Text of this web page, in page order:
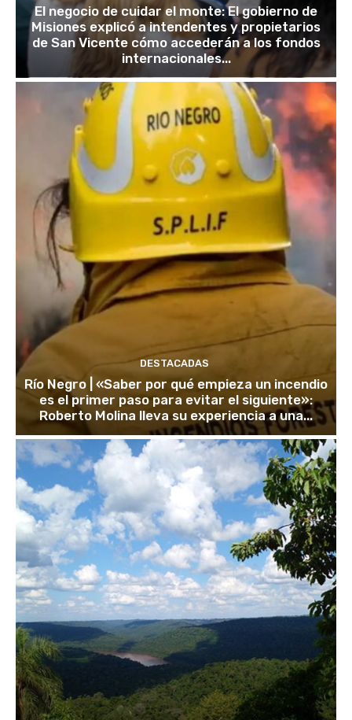
El negocio de cuidar el monte: El gobierno de
Misiones explicó a intendentes y propietarios
de San Vicente cómo accederán a los fondos
internacionales...
DESTACADAS
Río Negro | «Saber por qué empieza un incendio
es el primer paso para evitar el siguiente»:
Roberto Molina lleva su experiencia a una...